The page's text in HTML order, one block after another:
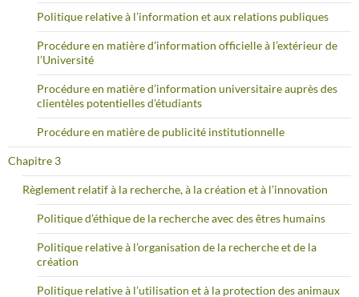
Politique relative à l’information et aux relations publiques
Procédure en matière d’information officielle à l’extérieur de
l’Université
Procédure en matière d’information universitaire auprès des
clientèles potentielles d’étudiants
Procédure en matière de publicité institutionnelle
Chapitre 3
Règlement relatif à la recherche, à la création et à l’innovation
Politique d’éthique de la recherche avec des êtres humains
Politique relative à l’organisation de la recherche et de la
création
Politique relative à l’utilisation et à la protection des animaux